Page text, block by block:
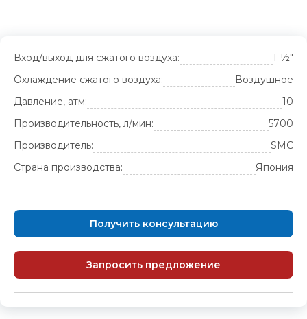
Вход/выход для сжатого воздуха:
1 ½"
Охлаждение сжатого воздуха:
Воздушное
Давление, атм:
10
Производительность, л/мин:
5700
Производитель:
SMC
Страна производства:
Япония
Получить консультацию
Запросить предложение